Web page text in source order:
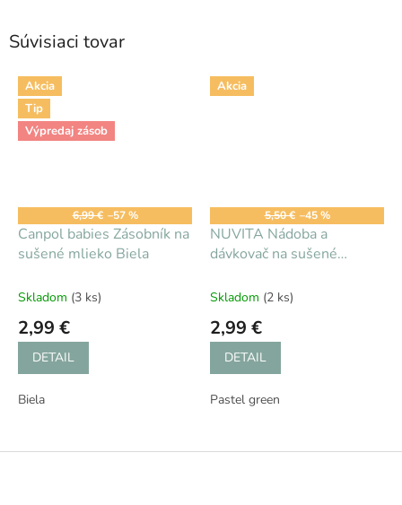
Súvisiaci tovar
Akcia
Tip
Výpredaj zásob
6,99 € –57 %
Canpol babies Zásobník na
sušené mlieko Biela
Skladom (3 ks)
2,99 €
DETAIL
Biela
Akcia
5,50 € –45 %
NUVITA Nádoba a
dávkovač na sušené
Skladom (2 ks)
2,99 €
DETAIL
Pastel green
Z